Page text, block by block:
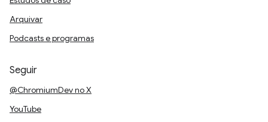
Arquivar
Podcasts e programas
Seguir
@ChromiumDev no X
YouTube